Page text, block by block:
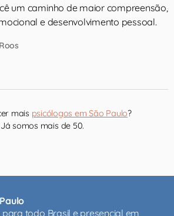
um caminho de maior compreensão,
e desenvolvimento pessoal.
mais psicólogos em São Paulo?
Já somos mais de 50.
todo Brasil e presencial em